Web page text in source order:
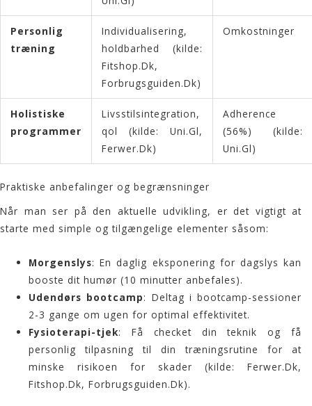
Personlig
træning
Individualisering,
holdbarhed (kilde:
Fitshop.Dk,
Forbrugsguiden.Dk)
Omkostninger
Holistiske
programmer
Livsstilsintegration,
qol (kilde:Uni.Gl,
Ferwer.Dk)
Adherence
(56%) (kilde:
Uni.Gl)
Praktiske anbefalinger og begrænsninger
Når man ser på den aktuelle udvikling, er det vigtigt at
starte med simple og tilgængelige elementer såsom:
Morgenslys: En daglig eksponering for dagslys kan
booste dit humør (10 minutter anbefales).
Udendørs bootcamp: Deltag i bootcamp-sessioner
2-3 gange om ugen for optimal effektivitet.
Fysioterapi-tjek: Få checket din teknik og få
personlig tilpasning til din træningsrutine for at
minske risikoen for skader (kilde: Ferwer.Dk,
Fitshop.Dk,Forbrugsguiden.Dk).